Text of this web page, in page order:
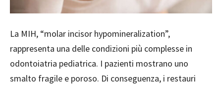
La MIH, “molar incisor hypomineralization”,
rappresenta una delle condizioni più complesse in
odontoiatria pediatrica. I pazienti mostrano uno
smalto fragile e poroso. Di conseguenza, i restauri